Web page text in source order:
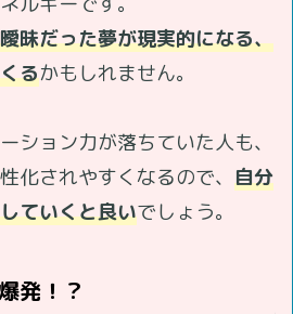
曖昧だった夢が現実的になる、
るかもしれません。
ション力が落ちていた人も、
化されやすくなるので、 自分
ていくと良いでしょう。
発！？